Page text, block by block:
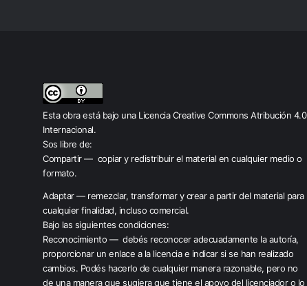
Esta obra está bajo una Licencia Creative Commons Atribución 4.0
Internacional.
Sos libre de:
Compartir — copiar y redistribuir el material en cualquier medio o
formato.
Adaptar — remezclar, transformar y crear a partir del material para
cualquier finalidad, incluso comercial.
Bajo las siguientes condiciones:
Reconocimiento — debés reconocer adecuadamente la autoría,
proporcionar un enlace a la licencia e indicar si se han realizado
cambios. Podés hacerlo de cualquier manera razonable, pero no
de una manera que sugiera que tiene el apoyo del licenciador o lo